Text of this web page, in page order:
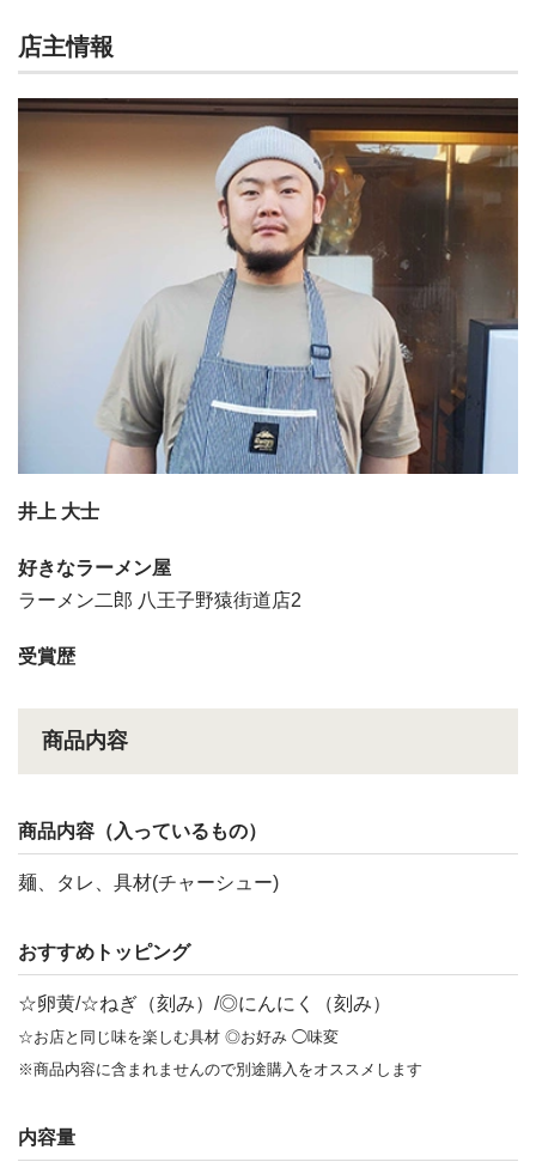
店主情報
井上 大士
好きなラーメン屋
ラーメン二郎 八王子野猿街道店2
受賞歴
商品内容
商品内容（入っているもの）
麺、タレ、具材(チャーシュー)
おすすめトッピング
☆卵黄/☆ねぎ（刻み）/◎にんにく（刻み）
☆お店と同じ味を楽しむ具材 ◎お好み ◯味変
※商品内容に含まれませんので別途購入をオススメします
内容量